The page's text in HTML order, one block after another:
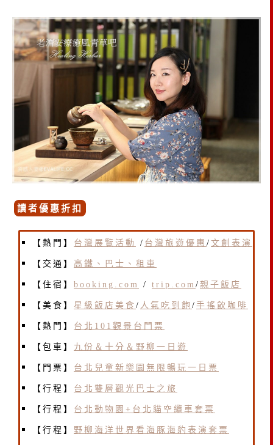
讀者優惠折扣
【熱門】 台灣展覽活動 / 台灣旅遊優惠 / 文創表演
【交通】 高鐵、巴士、租車
【住宿】 booking.com / trip.com / 親子飯店
【美食】 星級飯店美食 / 人氣吃到飽 / 手搖飲咖啡
【熱門】 台北101觀景台門票
【包車】 九份＆十分＆野柳一日遊
【門票】 台北兒童新樂園無限暢玩一日票
【行程】 台北雙層觀光巴士之旅
【行程】 台北動物園+台北貓空纜車套票
【行程】 野柳海洋世界看海豚海豹表演套票